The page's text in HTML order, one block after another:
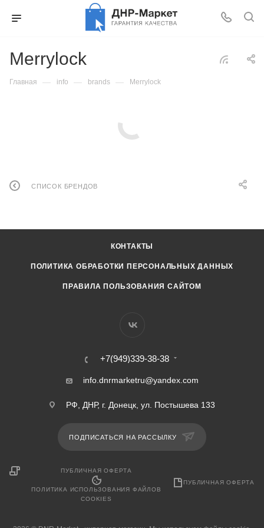
Merrylock
Главная — info — brands — Merrylock
СПИСОК БРЕНДОВ
КОНТАКТЫ
ПОЛИТИКА ОБРАБОТКИ ПЕРСОНАЛЬНЫХ ДАННЫХ
ПРАВИЛА ПОЛЬЗОВАНИЯ САЙТОМ
+7(949)339-38-38
info.dnrmarketru@yandex.com
РФ, ДНР, г. Донецк, ул. Постышева 133
ПОДПИСАТЬСЯ НА РАССЫЛКУ
ПУБЛИЧНАЯ ОФЕРТА
ПОЛИТИКА ИСПОЛЬЗОВАНИЯ ФАЙЛОВ
COOKIES
ПУБЛИЧНАЯ ОФЕРТА